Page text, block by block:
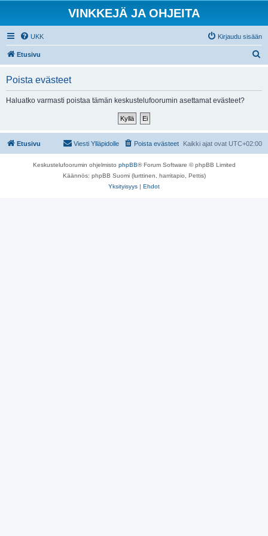
VINKKEJÄ JA OHJEITA
UKK Kirjaudu sisään
Etusivu
Poista evästeet
Haluatko varmasti poistaa tämän keskustelufoorumin asettamat evästeet?
Etusivu Kaikki ajat ovat UTC+02:00
Poista evästeet
Viesti Ylläpidolle
Keskustelufoorumin ohjelmisto phpBB® Forum Software © phpBB Limited
Käännös: phpBB Suomi (lurttinen, harritapio, Pettis)
Yksityisyys | Ehdot